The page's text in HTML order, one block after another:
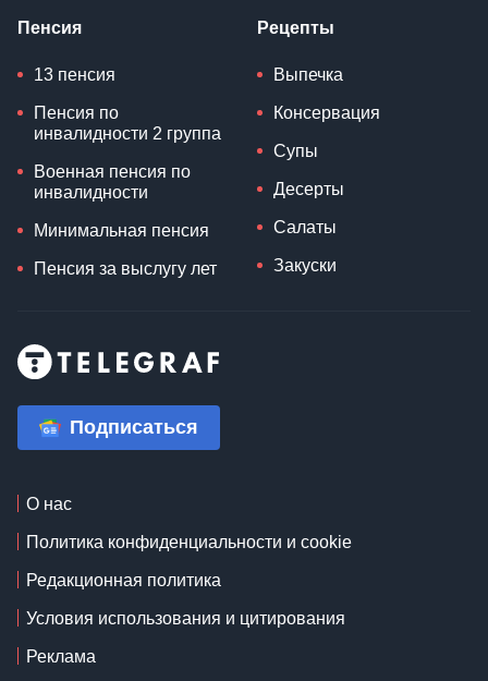
Пенсия
13 пенсия
Пенсия по
инвалидности 2 группа
Военная пенсия по
инвалидности
Минимальная пенсия
Пенсия за выслугу лет
Рецепты
Выпечка
Консервация
Супы
Десерты
Салаты
Закуски
Подписаться
О нас
Политика конфиденциальности и cookie
Редакционная политика
Условия использования и цитирования
Реклама